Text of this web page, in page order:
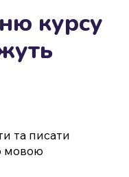
курсу
та писати
мовою